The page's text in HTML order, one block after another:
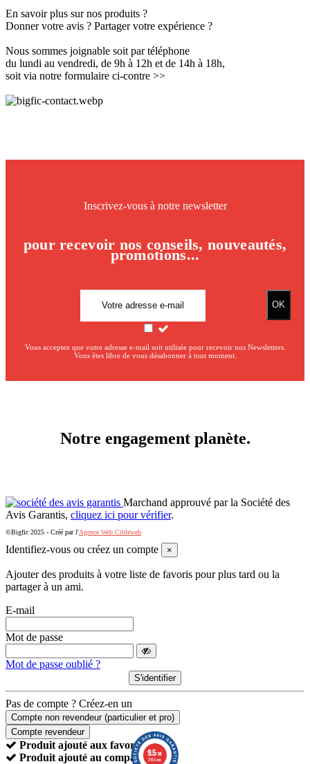
En savoir plus sur nos produits ?
Donner votre avis ? Partager votre expérience ?
Nous sommes joignable soit par téléphone
du lundi au vendredi, de 9h à 12h et de 14h à 18h,
soit via notre formulaire ci-contre >>
Inscrivez-vous à notre newsletter
pour recevoir nos conseils, nouveautés,
promotions...
Vous acceptez que votre adresse e-mail soit utilisée pour recevoir nos Newsletters.
Vous êtes libre de vous désabonner à tout moment.
Notre engagement planète.
Marchand approuvé par la Société des
Avis Garantis, cliquez ici pour vérifier.
©Bigfic 2025 - Créé par l'Agence Web Cibleweb
Identifiez-vous ou créez un compte ×
Ajouter des produits à votre liste de favoris pour plus tard ou la
partager à un ami.
E-mail
Mot de passe
Mot de passe oublié ?
S'identifier
Pas de compte ? Créez-en un
Compte non revendeur (particulier et pro)
Compte revendeur
Produit ajouté aux favoris
Produit ajouté au comparateur.
9.5/10
2563 avis